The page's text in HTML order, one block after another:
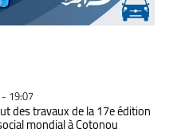
19:07
des travaux de la 17e édition
mondial à Cotonou